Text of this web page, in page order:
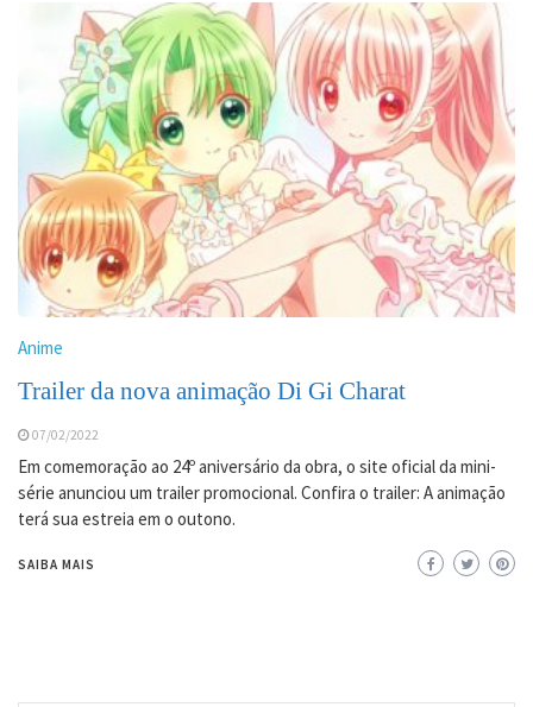
Anime
Trailer da nova animação Di Gi Charat
07/02/2022
Em comemoração ao 24º aniversário da obra, o site oficial da mini-
série anunciou um trailer promocional. Confira o trailer: A animação
terá sua estreia em o outono.
SAIBA MAIS